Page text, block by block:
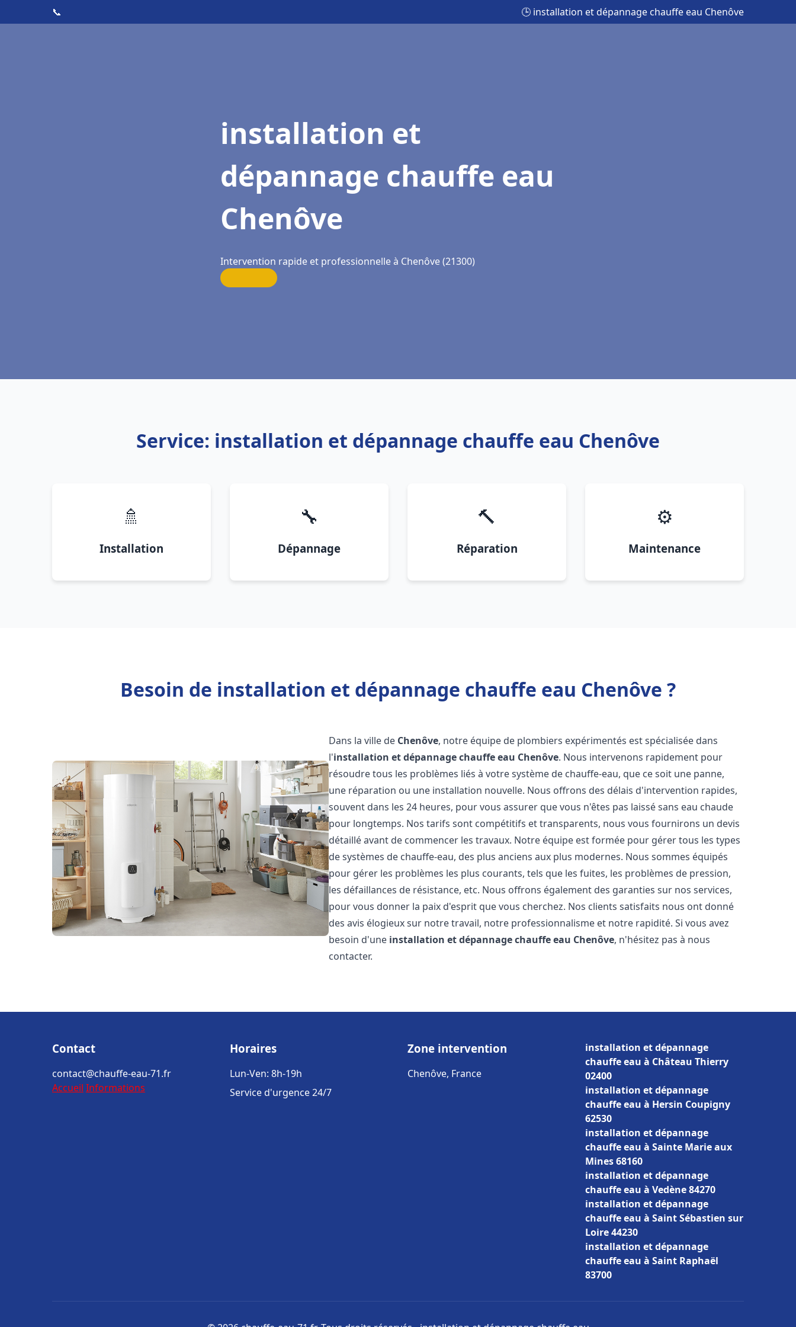
📞 🕒 installation et dépannage chauffe eau Chenôve
installation et
dépannage chauffe eau
Chenôve
Intervention rapide et professionnelle à Chenôve (21300)
Service: installation et dépannage chauffe eau Chenôve
🚿
Installation
🔧
Dépannage
🔨
Réparation
⚙️
Maintenance
Besoin de installation et dépannage chauffe eau Chenôve ?
Dans la ville de Chenôve, notre équipe de plombiers expérimentés est spécialisée dans
l'installation et dépannage chauffe eau Chenôve. Nous intervenons rapidement pour
résoudre tous les problèmes liés à votre système de chauffe-eau, que ce soit une panne,
une réparation ou une installation nouvelle. Nous offrons des délais d'intervention rapides,
souvent dans les 24 heures, pour vous assurer que vous n'êtes pas laissé sans eau chaude
pour longtemps. Nos tarifs sont compétitifs et transparents, nous vous fournirons un devis
détaillé avant de commencer les travaux. Notre équipe est formée pour gérer tous les types
de systèmes de chauffe-eau, des plus anciens aux plus modernes. Nous sommes équipés
pour gérer les problèmes les plus courants, tels que les fuites, les problèmes de pression,
les défaillances de résistance, etc. Nous offrons également des garanties sur nos services,
pour vous donner la paix d'esprit que vous cherchez. Nos clients satisfaits nous ont donné
des avis élogieux sur notre travail, notre professionnalisme et notre rapidité. Si vous avez
besoin d'une installation et dépannage chauffe eau Chenôve, n'hésitez pas à nous
contacter.
Contact
contact@chauffe-eau-71.fr
Accueil Informations
Horaires
Lun-Ven: 8h-19h
Service d'urgence 24/7
Zone intervention
Chenôve, France
installation et dépannage
chauffe eau à Château Thierry
02400
installation et dépannage
chauffe eau à Hersin Coupigny
62530
installation et dépannage
chauffe eau à Sainte Marie aux
Mines 68160
installation et dépannage
chauffe eau à Vedène 84270
installation et dépannage
chauffe eau à Saint Sébastien sur
Loire 44230
installation et dépannage
chauffe eau à Saint Raphaël
83700